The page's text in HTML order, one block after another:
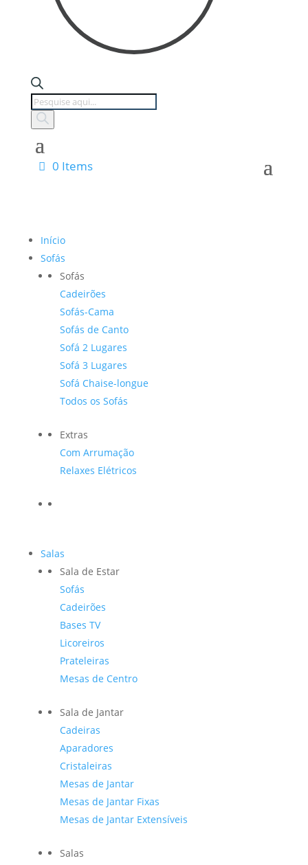
Products
search
0 Items
Início
Sofás
Sofás
Cadeirões
Sofás-Cama
Sofás de Canto
Sofá 2 Lugares
Sofá 3 Lugares
Sofá Chaise-longue
Todos os Sofás
Extras
Com Arrumação
Relaxes Elétricos
Salas
Sala de Estar
Sofás
Cadeirões
Bases TV
Licoreiros
Prateleiras
Mesas de Centro
Sala de Jantar
Cadeiras
Aparadores
Cristaleiras
Mesas de Jantar
Mesas de Jantar Fixas
Mesas de Jantar Extensíveis
Salas